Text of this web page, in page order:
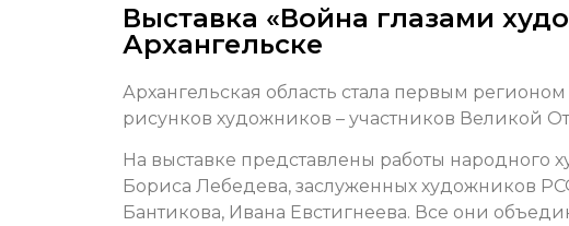
Выставка «Война глазами
Архангельске
Архангельская область стала первым
рисунков художников – участников Великой
На выставке представлены работы народного
Бориса Лебедева, заслуженных художников
Бантикова, Ивана Евстигнеева. Все они